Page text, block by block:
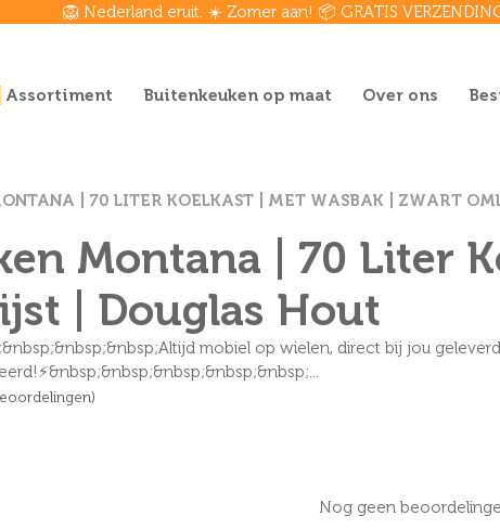
🦁 Nederland eruit. ☀️ Zomer aan! 📦 GRATIS
Assortiment Buitenkeuken op maat Over ons
| 70 LITER KOELKAST | MET WASBAK | ZWART
Montana | 70 Liter
| Douglas Hout
mobiel op wielen, direct bij jou
Nog geen